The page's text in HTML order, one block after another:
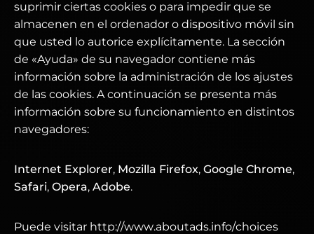
suprimir ciertas cookies o para impedir que se
almacenen en el ordenador o dispositivo móvil sin
que usted lo autorice explícitamente. La sección
de «Ayuda» de su navegador contiene más
información sobre la administración de los ajustes
de las cookies. A continuación se presenta más
información sobre su funcionamiento en distintos
navegadores:
Internet Explorer, Mozilla Firefox, Google Chrome,
Safari, Opera, Adobe.
Puede visitar http://www.aboutads.info/choices